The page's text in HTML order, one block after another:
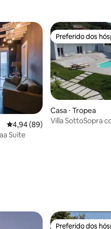
hóspedes
4,94 de uma avaliação média
4,94 (89)
Suite
Preferido dos
Preferido dos
Casa ⋅ Tropea
Villa SottoSopra
Preferido dos